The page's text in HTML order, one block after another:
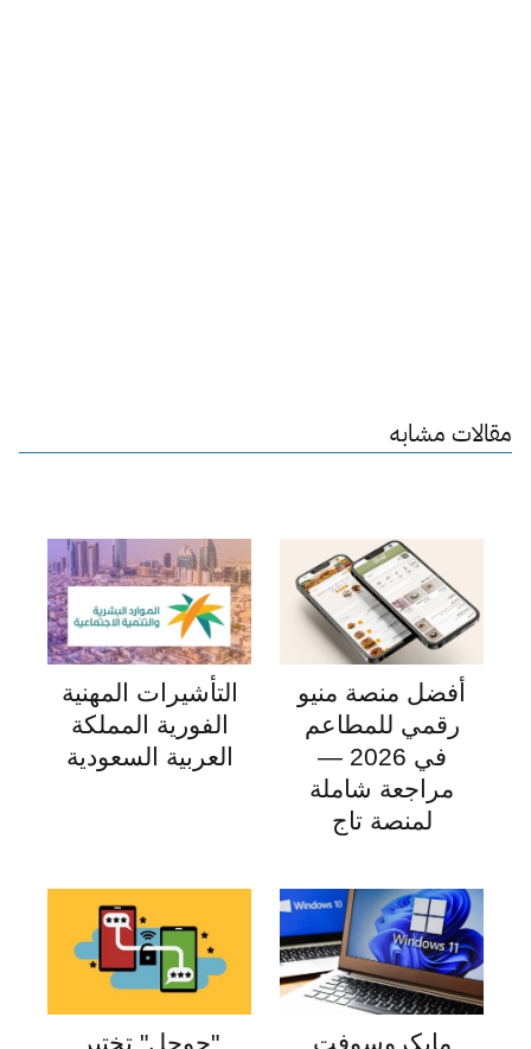
مقالات مشابه
أفضل منصة منيو
رقمي للمطاعم
في 2026 —
مراجعة شاملة
لمنصة تاج
التأشيرات المهنية
الفورية المملكة
العربية السعودية
مايكروسوفت "جوجل" تختبر